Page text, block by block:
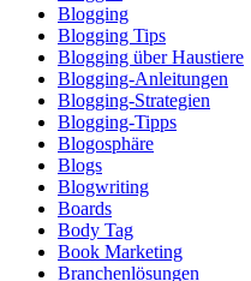
Blogging
Blogging Tips
Blogging über Haustiere
Blogging-Anleitungen
Blogging-Strategien
Blogging-Tipps
Blogosphäre
Blogs
Blogwriting
Boards
Body Tag
Book Marketing
Branchenlösungen